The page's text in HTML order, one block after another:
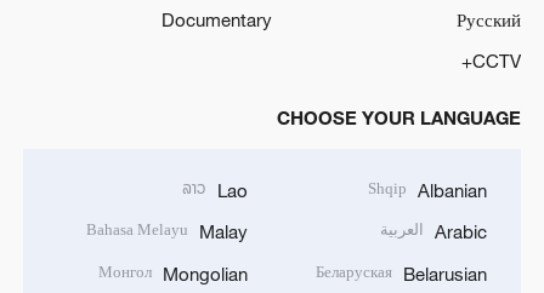
Русский
Documentary
CCTV+
CHOOSE YOUR LANGUAGE
Albanian
Shqip
Arabic العربية
Belarusian
Беларуская
Lao
ລາວ
Malay
Bahasa Melayu
Mongolian
Монгол